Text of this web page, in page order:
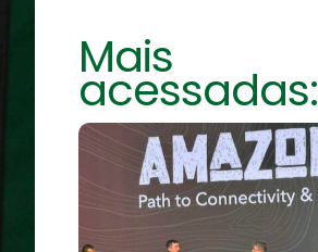
Mais
acessadas: